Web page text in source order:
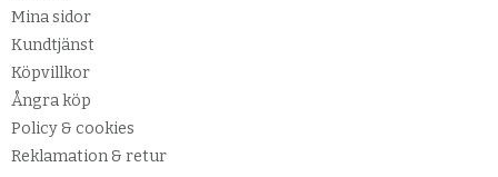
Mina sidor
Kundtjänst
Köpvillkor
Ångra köp
Policy & cookies
Reklamation & retur